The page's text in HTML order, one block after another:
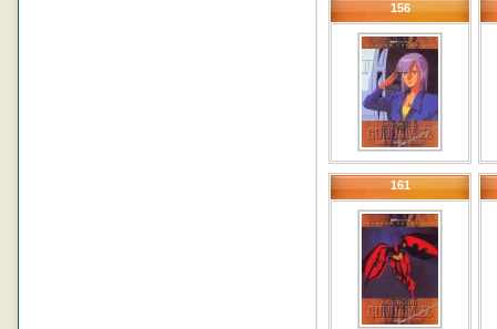
156
161